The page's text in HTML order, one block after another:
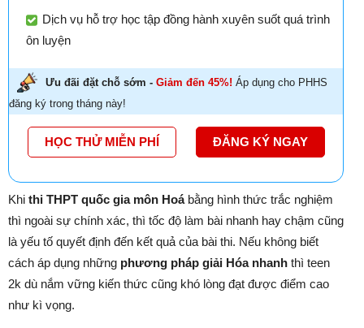
Dịch vụ hỗ trợ học tập đồng hành xuyên suốt quá trình
ôn luyện
Ưu đãi đặt chỗ sớm - Giảm đến 45%! Áp dụng cho PHHS
đăng ký trong tháng này!
HỌC THỬ MIỄN PHÍ ĐĂNG KÝ NGAY
Khi thi THPT quốc gia môn Hoábằng hình thức trắc nghiệm
thì ngoài sự chính xác, thì tốc độ làm bài nhanh hay chậm cũng
là yếu tố quyết định đến kết quả của bài thi. Nếu không biết
cách áp dụng những phương pháp giải Hóa nhanh thì teen
2k dù nắm vững kiến thức cũng khó lòng đạt được điểm cao
như kì vọng.